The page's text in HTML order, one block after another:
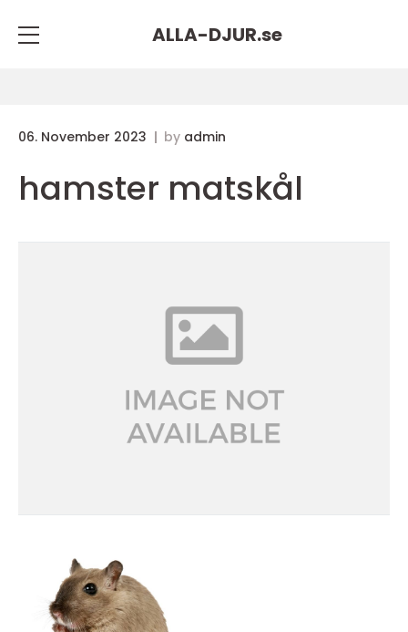
ALLA-DJUR.se
06. November 2023 by admin
hamster matskål